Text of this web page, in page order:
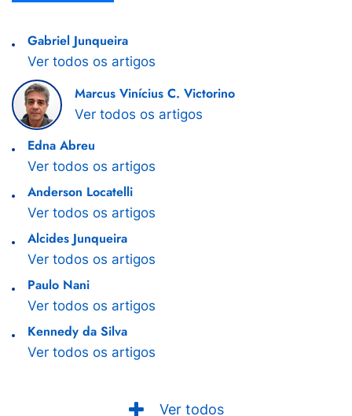
Gabriel Junqueira
Ver todos os artigos
Marcus Vinícius C. Victorino
Ver todos os artigos
Edna Abreu
Ver todos os artigos
Anderson Locatelli
Ver todos os artigos
Alcides Junqueira
Ver todos os artigos
Paulo Nani
Ver todos os artigos
Kennedy da Silva
Ver todos os artigos
Ver todos